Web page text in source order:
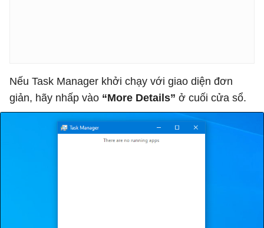
Nếu Task Manager khởi chạy với giao diện đơn
giản, hãy nhấp vào “More Details” ở cuối cửa sổ.